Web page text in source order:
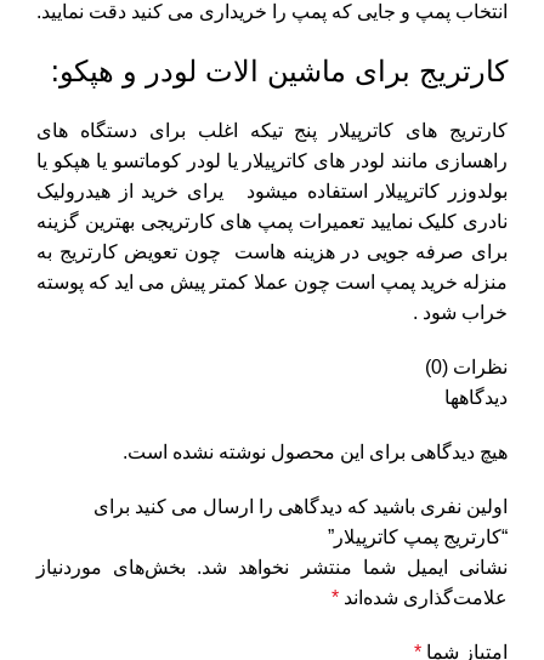
انتخاب پمپ و جایی که پمپ را خریداری می کنید دقت نمایید.
کارتریج برای ماشین الات لودر و هپکو:
کارتریج های کاترپیلار پنج تیکه اغلب برای دستگاه های
راهسازی مانند لودر های کاترپیلار یا لودر کوماتسو یا هپکو یا
بولدوزر کاترپیلار استفاده میشود یرای خرید از هیدرولیک
نادری کلیک نمایید تعمیرات پمپ های کارتریجی بهترین گزینه
برای صرفه جویی در هزینه هاست چون تعویض کارتریج به
منزله خرید پمپ است چون عملا کمتر پیش می اید که پوسته
خراب شود .
نظرات (0)
دیدگاهها
هیچ دیدگاهی برای این محصول نوشته نشده است.
اولین نفری باشید که دیدگاهی را ارسال می کنید برای
“کارتریج پمپ کاترپیلار”
نشانی ایمیل شما منتشر نخواهد شد.
بخش‌های موردنیاز
علامت‌گذاری شده‌اند *
امتیاز شما *